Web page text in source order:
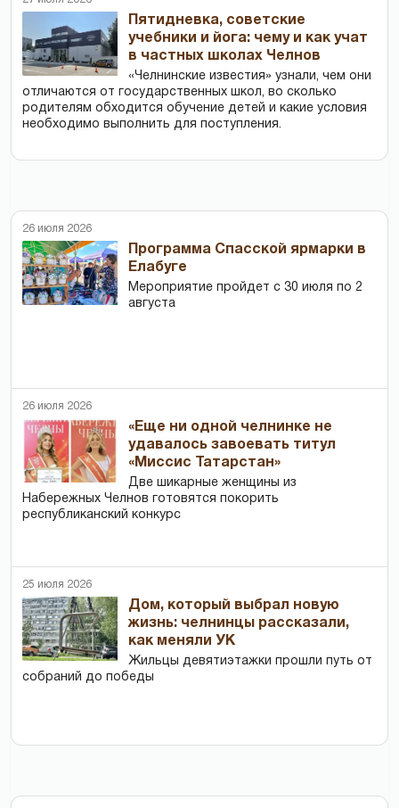
Пятидневка, советские
учебники и йога: чему и как учат
в частных школах Челнов
«Челнинские известия» узнали, чем они
отличаются от государственных школ, во сколько
родителям обходится обучение детей и какие условия
необходимо выполнить для поступления.
26 июля 2026
Программа Спасской ярмарки в
Елабуге
Мероприятие пройдет с 30 июля по 2
августа
26 июля 2026
«Еще ни одной челнинке не
удавалось завоевать титул
«Миссис Татарстан»
Две шикарные женщины из
Набережных Челнов готовятся покорить
республиканский конкурс
25 июля 2026
Дом, который выбрал новую
жизнь: челнинцы рассказали,
как меняли УК
Жильцы девятиэтажки прошли путь от
собраний до победы